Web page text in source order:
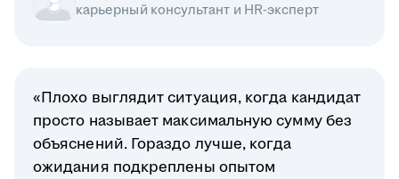
карьерный консультант и HR-эксперт
«Плохо выглядит ситуация, когда кандидат
просто называет максимальную сумму без
объяснений. Гораздо лучше, когда
ожидания подкреплены опытом